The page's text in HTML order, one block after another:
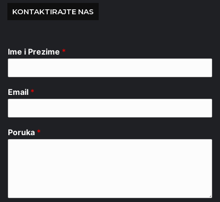
KONTAKTIRAJTE NAS
Ime i Prezime *
Email *
Poruka *